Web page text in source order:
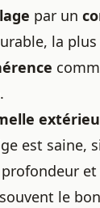
par un
la
.
est saine,
profondeur
le